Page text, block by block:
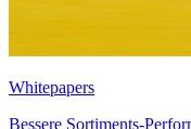
Whitepapers
Bessere Sortiments-